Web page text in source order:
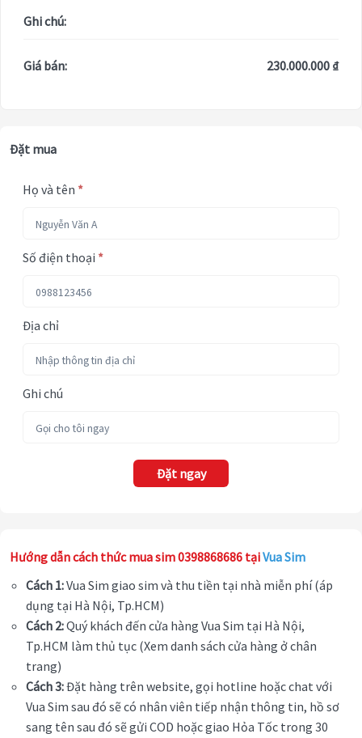
Ghi chú:
Giá bán: 230.000.000 ₫
Đặt mua
Họ và tên *
Số điện thoại *
Địa chỉ
Ghi chú
Đặt ngay
Hướng dẫn cách thức mua sim 0398868686 tạiVua Sim
Cách 1:Vua Sim giao sim và thu tiền tại nhà miễn phí (áp
dụng tại Hà Nội, Tp.HCM)
Cách 2:Quý khách đến cửa hàng Vua Sim tại Hà Nội,
Tp.HCM làm thủ tục (Xem danh sách cửa hàng ở chân
trang)
Cách 3:Đặt hàng trên website, gọi hotline hoặc chat với
Vua Sim sau đó sẽ có nhân viên tiếp nhận thông tin, hồ sơ
sang tên sau đó sẽ gửi COD hoặc giao Hỏa Tốc trong 30